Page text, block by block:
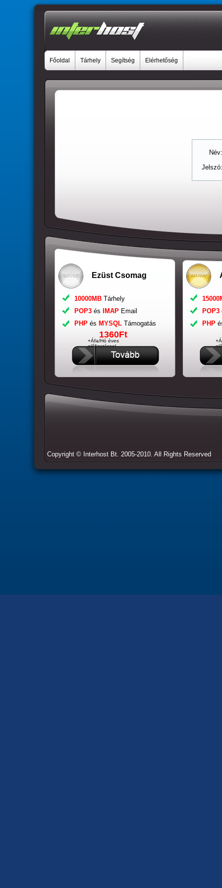
Főoldal Tárhely Segítség Elérhetőség
Név:
Jelszó:
Ezüst Csomag
10000MBTárhely
POP3és IMAPEmail
PHPés MYSQLTámogatás
1360Ft
+Áfa/Hó éves
előfizetéssel
POP3
PHP
Copyright © Interhost Bt. 2005-2010. All Rights Reserved